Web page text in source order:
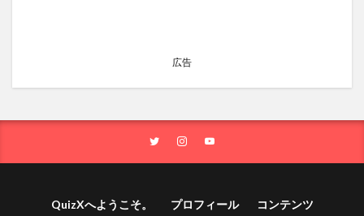
広告
QuizXへようこそ。 プロフィール
コンテンツ